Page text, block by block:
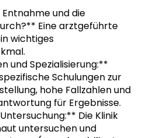
und die
Eine arztgeführte
wichtiges
und Spezialisierung:**
Schulungen zur
hohe Fallzahlen und
für Ergebnisse.
Die Klinik
untersuchen und